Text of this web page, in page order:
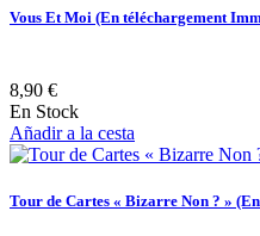
Vous Et Moi (En téléchargement
8,90 €
En Stock
Añadir a la cesta
Tour de Cartes « Bizarre Non ? »